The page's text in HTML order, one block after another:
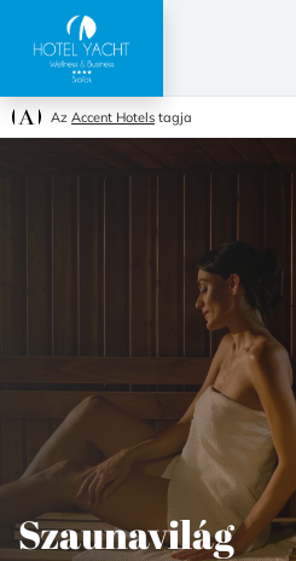
Az Accent Hotels tagja
Szaunavilág